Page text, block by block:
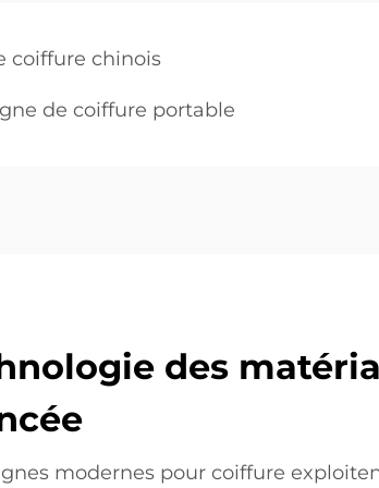
coiffure chinois
de coiffure portable
des
modernes pour coiffure